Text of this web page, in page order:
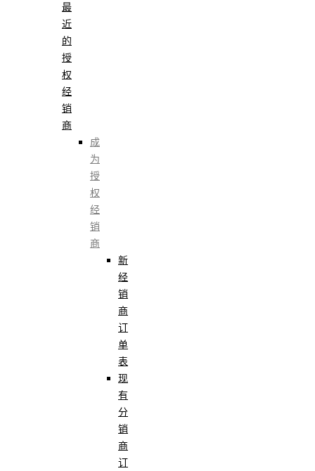
最
近
的
授
权
经
销
商
成
为
授
权
经
销
商
新
经
销
商
订
单
表
现
有
分
销
商
订